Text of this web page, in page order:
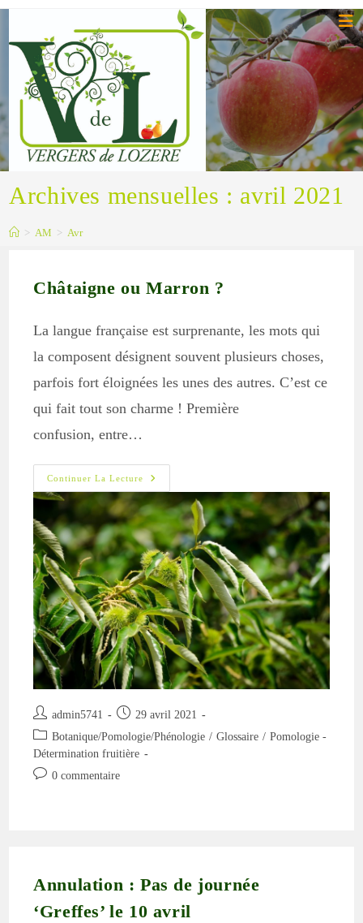
Skip
content
Archives mensuelles : avril 2021
> AM > Avr
Châtaigne ou Marron ?
La langue française est surprenante, les mots qui
la composent désignent souvent plusieurs choses,
parfois fort éloignées les unes des autres. C’est ce
qui fait tout son charme ! Première
confusion, entre…
Continuer La Lecture
Châtaigne
Ou
Marron
?
Auteur/autrice
de
la
publication :
admin5741
Publication
publiée :
29 avril 2021
Post
category:
Botanique/Pomologie/Phénologie / Glossaire / Pomologie -
Détermination fruitière
Commentaires
0 commentaire
Annulation : Pas de journée
‘Greffes’ le 10 avril